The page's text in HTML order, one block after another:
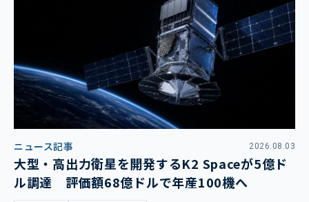
ニュース記事 2026.08.03
大型・高出力衛星を開発するK2 Spaceが5億ド
ル調達 評価額68億ドルで年産100機へ